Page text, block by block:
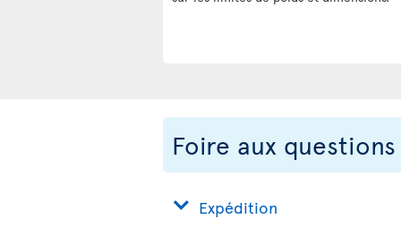
Foire aux questions
Expédition